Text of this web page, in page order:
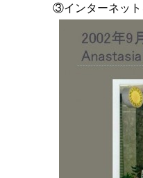
③インターネット